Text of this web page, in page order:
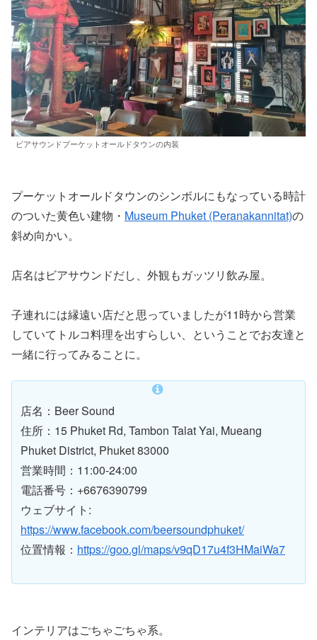
ビアサウンドプーケットオールドタウンの内装
プーケットオールドタウンのシンボルにもなっている時計
のついた黄色い建物・ Museum Phuket (Peranakannitat)の
斜め向かい。
店名はビアサウンドだし、外観もガッツリ飲み屋。
子連れには縁遠い店だと思っていましたが11時から営業
していてトルコ料理を出すらしい、ということでお友達と
一緒に行ってみることに。
店名：Beer Sound
住所：15 Phuket Rd, Tambon Talat Yai, Mueang
Phuket District, Phuket 83000
営業時間：11:00-24:00
電話番号：+6676390799
ウェブサイト:
https://www.facebook.com/beersoundphuket/
位置情報： https://goo.gl/maps/v9qD17u4f3HMaiWa7
インテリアはごちゃごちゃ系。